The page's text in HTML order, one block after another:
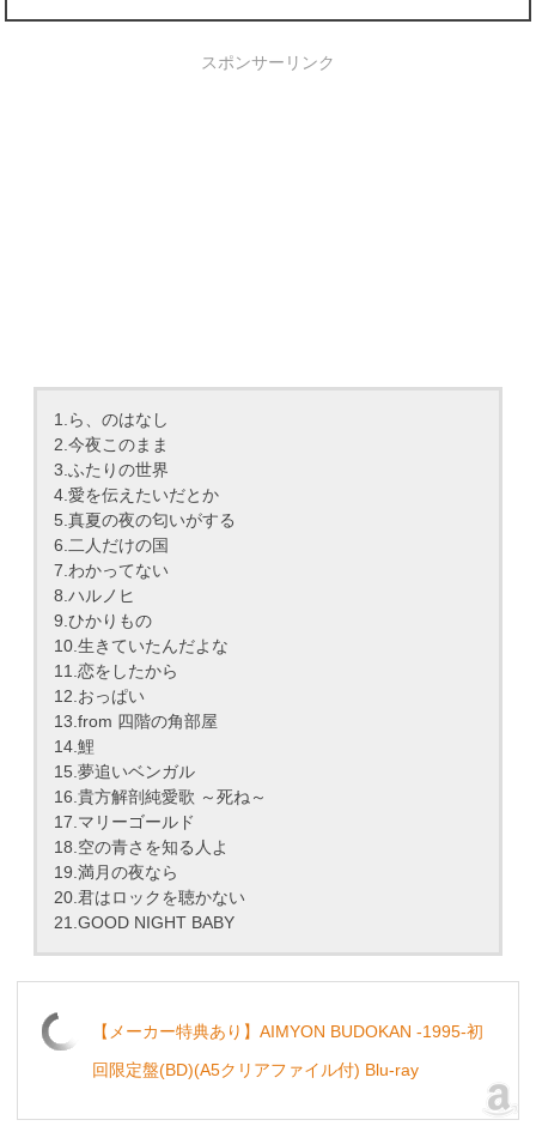
スポンサーリンク
1.ら、のはなし
2.今夜このまま
3.ふたりの世界
4.愛を伝えたいだとか
5.真夏の夜の匂いがする
6.二人だけの国
7.わかってない
8.ハルノヒ
9.ひかりもの
10.生きていたんだよな
11.恋をしたから
12.おっぱい
13.from 四階の角部屋
14.鯉
15.夢追いベンガル
16.貴方解剖純愛歌 ～死ね～
17.マリーゴールド
18.空の青さを知る人よ
19.満月の夜なら
20.君はロックを聴かない
21.GOOD NIGHT BABY
【メーカー特典あり】AIMYON BUDOKAN -1995-初
回限定盤(BD)(A5クリアファイル付) Blu-ray